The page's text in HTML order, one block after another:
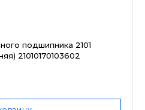
подшипника 2101
21010170103602